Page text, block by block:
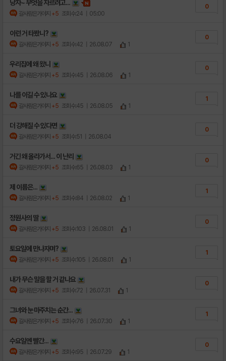
낭자~ 무엇을 자르려고...
갈사람은가야지 +5 조회수:24 | 05:00
0
이런 거 타봤니?
갈사람은가야지 +5 조회수:42 | 26.08.07 1
0
우리집에 왜 왔니
갈사람은가야지 +5 조회수:45 | 26.08.06 1
0
나를 이길 수 있나요
갈사람은가야지 +5 조회수:45 | 26.08.05 1
1
더 강해질 수 있다면
갈사람은가야지 +5 조회수:51 | 26.08.04
0
거긴 왜 올라가서... 이 난리
갈사람은가야지 +5 조회수:65 | 26.08.03 1
0
제 이름은...
갈사람은가야지 +5 조회수:84 | 26.08.02 1
1
정원사의 딸
갈사람은가야지 +5 조회수:103 | 26.08.01 1
0
토요일에 만나자며?
갈사람은가야지 +5 조회수:105 | 26.08.01 1
1
내가 무슨 말을 할 거 같나요
갈사람은가야지 +5 조회수:72 | 26.07.31 1
0
그녀와 눈 마주치는 순간...
갈사람은가야지 +5 조회수:76 | 26.07.30 1
1
수요일엔 빨간...
갈사람은가야지 +5 조회수:95 | 26.07.29 1
0